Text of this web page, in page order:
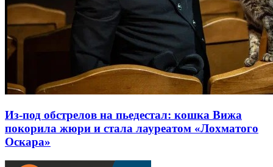
Из-под обстрелов на пьедестал: кошка Вижа
покорила жюри и стала лауреатом «Лохматого
Оскара»